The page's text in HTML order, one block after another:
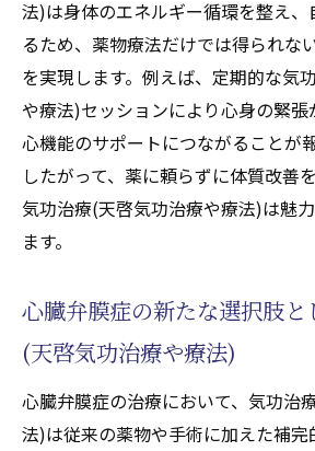
法)は身体のエネルギー循環を整え
るため、薬物療法だけでは得られな
を実現します。例えば、定期的な気
や療法)セッションにより心身の緊
心機能のサポートにつながることが
したがって、薬に頼らずに体質改善
気功治療(天啓気功治療や療法)は魅
ます。
心臓弁膜症の新たな選択肢
(天啓気功治療や療法)
心臓弁膜症の治療において、気功治
法)は従来の薬物や手術に加えた補完